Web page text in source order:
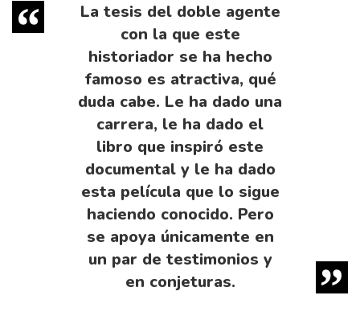
La tesis del doble agente
con la que este
historiador se ha hecho
famoso es atractiva, qué
duda cabe. Le ha dado una
carrera, le ha dado el
libro que inspiró este
documental y le ha dado
esta película que lo sigue
haciendo conocido. Pero
se apoya únicamente en
un par de testimonios y
en conjeturas.